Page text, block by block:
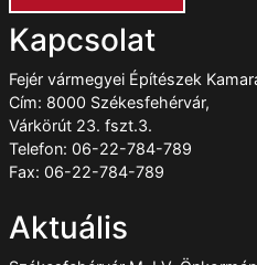
Kapcsolat
Fejér vármegyei Építészek
Cím: 8000 Székesfehérvár,
Várkörút 23. fszt.3.
Telefon: 06-22-784-789
Fax: 06-22-784-789
Aktuális